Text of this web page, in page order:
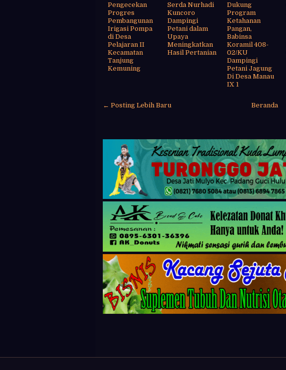
Pengecekan
Progres
Pembangunan
Irigasi Pompa
di Desa
Pelajaran II
Kecamatan
Tanjung
Kemuning
Serda Nurhadi
Kuncoro
Dampingi
Petani dalam
Upaya
Meningkatkan
Hasil Pertanian
Dukung
Program
Ketahanan
Pangan,
Babinsa
Koramil 408-
02/KU
Dampingi
Petani Jagung
Di Desa Manau
IX 1
← Posting Lebih Baru Beranda